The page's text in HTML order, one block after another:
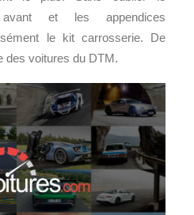
avant et les appendices
le kit carrosserie. De
des voitures du DTM.